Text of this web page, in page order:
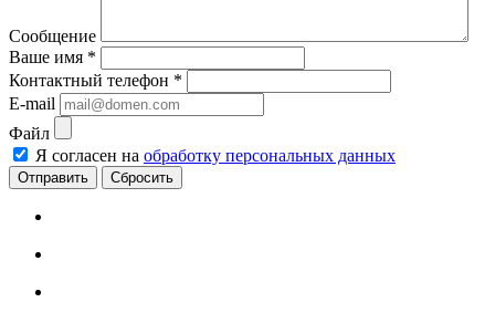
Сообщение
Ваше имя *
Контактный телефон *
E-mail
Файл
Я согласен на обработку персональных данных
Сбросить